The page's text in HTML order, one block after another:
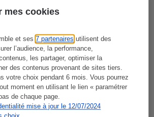
mes cookies
et ses7 partenaires utilisent des
l’audience, la performance,
les partager, optimiser la
des contenus provenant de sites tiers.
votre choix pendant 6 mois. Vous pourrez
moment en utilisant le lien « paramétrer
de chaque page.
mise à jour le 12/07/2024
NOUS TESTONS
de téléphonie mobile - Le
NOUS TESTONS
connectées - Le protocole